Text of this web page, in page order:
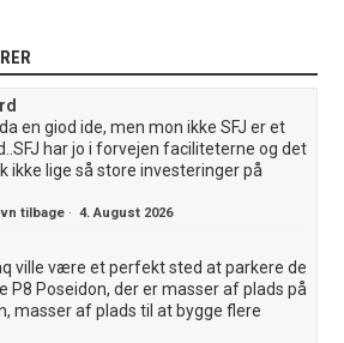
en giod ide, men mon ikke SFJ er et
har jo i forvejen faciliteterne og det
ikke lige så store investeringer på
tilbage ·4. August 2026
ville være et perfekt sted at parkere de
P8 Poseidon, der er masser af plads på
masser af plads til at bygge flere